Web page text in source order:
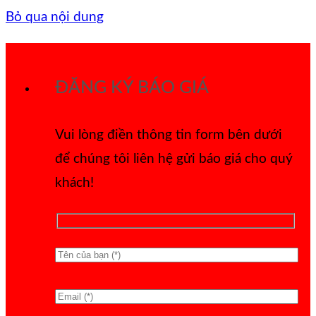
Bỏ qua nội dung
ĐĂNG KÝ BÁO GIÁ
Vui lòng điền thông tin form bên dưới
để chúng tôi liên hệ gửi báo giá cho quý
khách!